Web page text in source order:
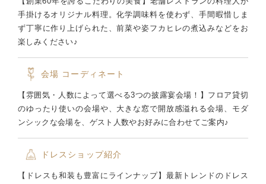
手掛けるオリジナル料理。化学調味料を使わず、手間暇惜しま
ず丁寧に作り上げられた、前菜や姿フカヒレの煮込みなどをお
楽しみください♪
会場 コーディネート
【雰囲気・人数によって選べる3つの披露宴会場！】フロア貸切
のゆったり使いの会場や、大きな窓で開放感溢れる会場、モダ
ンシックな会場を、ゲスト人数やお好みに合わせてご案内♪
ドレスショップ紹介
【ドレスも和装も豊富にラインナップ】最新トレンドのドレス